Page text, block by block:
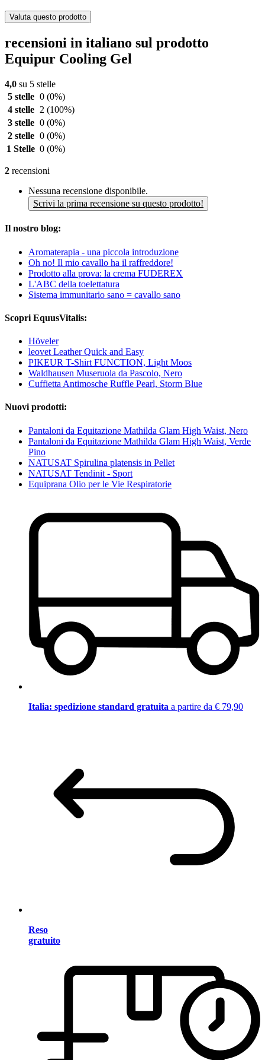
Valuta questo prodotto
recensioni in italiano sul prodotto
Equipur Cooling Gel
4,0 su 5 stelle
5 stelle 0 (0%)
4 stelle
2 (100%)
3 stelle 0 (0%)
2 stelle 0 (0%)
1 Stelle 0 (0%)
2 recensioni
Nessuna recensione disponibile.
Scrivi la prima recensione su questo prodotto!
Il nostro blog:
Aromaterapia - una piccola introduzione
Oh no! Il mio cavallo ha il raffreddore!
Prodotto alla prova: la crema FUDEREX
L'ABC della toelettatura
Sistema immunitario sano = cavallo sano
Scopri EquusVitalis:
Höveler
leovet Leather Quick and Easy
PIKEUR T-Shirt FUNCTION, Light Moos
Waldhausen Museruola da Pascolo, Nero
Cuffietta Antimosche Ruffle Pearl, Storm Blue
Nuovi prodotti:
Pantaloni da Equitazione Mathilda Glam High Waist, Nero
Pantaloni da Equitazione Mathilda Glam High Waist, Verde
Pino
NATUSAT Spirulina platensis in Pellet
NATUSAT Tendinit - Sport
Equiprana Olio per le Vie Respiratorie
Italia: spedizione standard gratuita a partire da € 79,90
Reso
gratuito